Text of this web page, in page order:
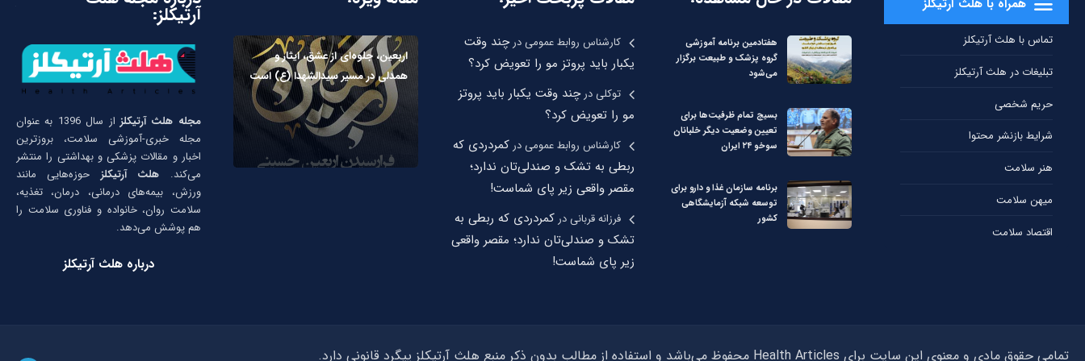
تماس با هلث آرتیکلز
تبلیغات در هلث آرتیکلز
حریم شخصی
شرایط بازنشر محتوا
هنر سلامت
میهن سلامت
اقتصاد سلامت
هفتادمین برنامه آموزشی
گروه پزشک و طبیعت برگزار
می‌شود
بسیج تمام ظرفیت‌ها برای
تعیین وضعیت دیگر خلبانان
سوخو ۲۴ ایران
برنامه سازمان غذا و دارو برای
توسعه شبکه آزمایشگاهی
کشور
کارشناس روابط عمومیدرچند وقت
یکبار باید پروتز مو را تعویض کرد؟
توکلیدرچند وقت یکبار باید پروتز
مو را تعویض کرد؟
کارشناس روابط عمومیدر کمردردی که
ربطی به تشک و صندلی‌تان ندارد؛
مقصر واقعی زیر پای شماست!
فرزانه قربانیدر کمردردی که ربطی به
تشک و صندلی‌تان ندارد؛ مقصر واقعی
زیر پای شماست!
اربعین، جلوه‌ای از عشق، ایثار و
همدلی در مسیر سیدالشهدا (ع) است
آرتیکلز:
مجله هلث آرتیکلز
از سال 1396 به عنوان
مجله خبری-آموزشی سلامت، بروزترین
اخبار و مقالات پزشکی و بهداشتی را منتشر
می‌کند. هلث آرتیکلز حوزه‌هایی مانند
ورزش، بیمه‌های درمانی، درمان، تغذیه،
سلامت روان، خانواده و فناوری سلامت را
هم پوشش می‌دهد.
درباره هلث آرتیکلز
تمامی حقوق مادی و معنوی این سایت برای Health Articles محفوظ می‌باشد و استفاده از مطالب بدون ذکر منبع هلث آرتیکلز پیگرد قانونی دارد.